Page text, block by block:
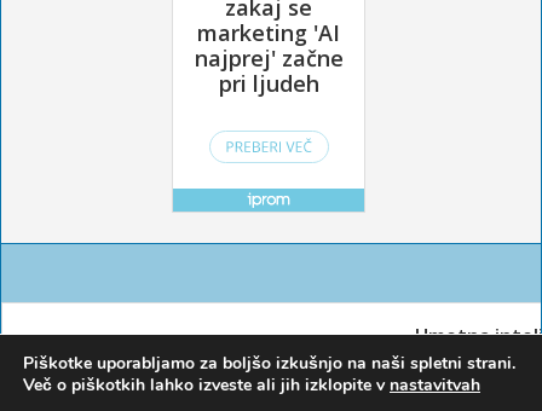
Piškotke uporabljamo za boljšo izkušnjo na naši spletni strani.
Več o piškotkih lahko izveste ali jih izklopite v nastavitvah